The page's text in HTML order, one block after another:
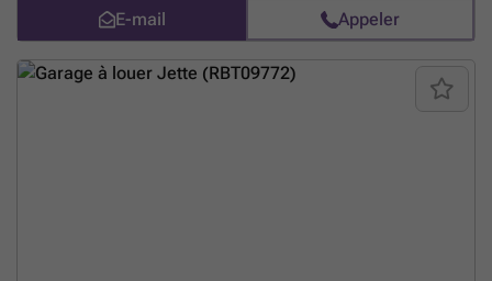
E-mail Appeler